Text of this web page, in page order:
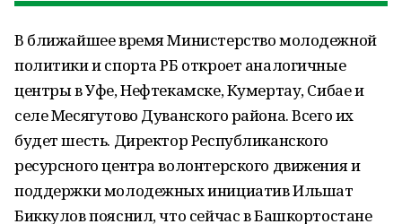
В ближайшее время Министерство молодежной
политики и спорта РБ откроет аналогичные
центры в Уфе, Нефтекамске, Кумертау, Сибае и
селе Месягутово Дуванского района. Всего их
будет шесть. Директор Республиканского
ресурсного центра волонтерского движения и
поддержки молодежных инициатив Ильшат
Биккулов пояснил, что сейчас в Башкортостане